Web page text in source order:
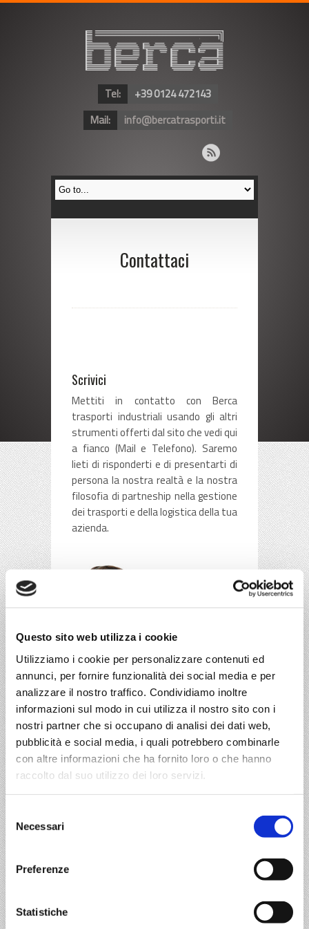
Questo sito web utilizza i cookie
Utilizziamo i cookie per personalizzare contenuti ed
annunci, per fornire funzionalità dei social media e per
analizzare il nostro traffico. Condividiamo inoltre
informazioni sul modo in cui utilizza il nostro sito con i
nostri partner che si occupano di analisi dei dati web,
pubblicità e social media, i quali potrebbero combinarle
con altre informazioni che ha fornito loro o che hanno
raccolto dal suo utilizzo dei loro servizi.
Selezione
del
consenso
Necessari
Preferenze
Statistiche
Tel:
+39 0124 472143
Mail:
info@bercatrasporti.it
Contattaci
Scrivici
Mettiti in contatto con Berca
trasporti industriali usando gli altri
strumenti offerti dal sito che vedi qui
a fianco (Mail e Telefono). Saremo
lieti di risponderti e di presentarti di
persona la nostra realtà e la nostra
filosofia di partneship nella gestione
dei trasporti e della logistica della tua
azienda.
Dove siamo
Il nostro indirizzo
Berca srl
Via Ponte 4
10080 Rivara TO